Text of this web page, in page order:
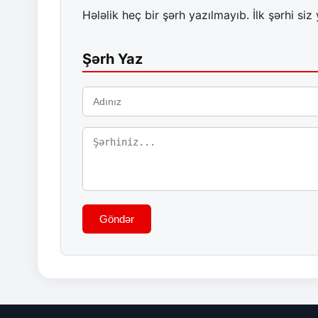
Hələlik heç bir şərh yazılmayıb. İlk şərhi siz
Şərh Yaz
Göndər